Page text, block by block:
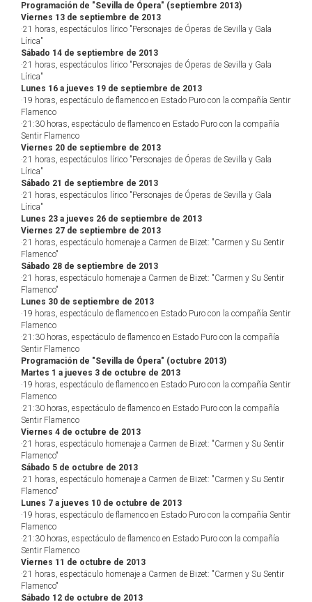
Programación de "Sevilla de Ópera" (septiembre 2013)
Viernes 13 de septiembre de 2013
·21 horas, espectáculos lírico "Personajes de Óperas de Sevilla y Gala
Lírica"
Sábado 14 de septiembre de 2013
·21 horas, espectáculos lírico "Personajes de Óperas de Sevilla y Gala
Lírica"
Lunes 16 a jueves 19 de septiembre de 2013
·19 horas, espectáculo de flamenco en Estado Puro con la compañía Sentir
Flamenco
·21:30 horas, espectáculo de flamenco en Estado Puro con la compañía
Sentir Flamenco
Viernes 20 de septiembre de 2013
·21 horas, espectáculos lírico "Personajes de Óperas de Sevilla y Gala
Lírica"
Sábado 21 de septiembre de 2013
·21 horas, espectáculos lírico "Personajes de Óperas de Sevilla y Gala
Lírica"
Lunes 23 a jueves 26 de septiembre de 2013
Viernes 27 de septiembre de 2013
·21 horas, espectáculo homenaje a Carmen de Bizet: "Carmen y Su Sentir
Flamenco"
Sábado 28 de septiembre de 2013
·21 horas, espectáculo homenaje a Carmen de Bizet: "Carmen y Su Sentir
Flamenco"
Lunes 30 de septiembre de 2013
·19 horas, espectáculo de flamenco en Estado Puro con la compañía Sentir
Flamenco
·21:30 horas, espectáculo de flamenco en Estado Puro con la compañía
Sentir Flamenco
Programación de "Sevilla de Ópera" (octubre 2013)
Martes 1 a jueves 3 de octubre de 2013
·19 horas, espectáculo de flamenco en Estado Puro con la compañía Sentir
Flamenco
·21:30 horas, espectáculo de flamenco en Estado Puro con la compañía
Sentir Flamenco
Viernes 4 de octubre de 2013
·21 horas, espectáculo homenaje a Carmen de Bizet: "Carmen y Su Sentir
Flamenco"
Sábado 5 de octubre de 2013
·21 horas, espectáculo homenaje a Carmen de Bizet: "Carmen y Su Sentir
Flamenco"
Lunes 7 a jueves 10 de octubre de 2013
·19 horas, espectáculo de flamenco en Estado Puro con la compañía Sentir
Flamenco
·21:30 horas, espectáculo de flamenco en Estado Puro con la compañía
Sentir Flamenco
Viernes 11 de octubre de 2013
·21 horas, espectáculo homenaje a Carmen de Bizet: "Carmen y Su Sentir
Flamenco"
Sábado 12 de octubre de 2013